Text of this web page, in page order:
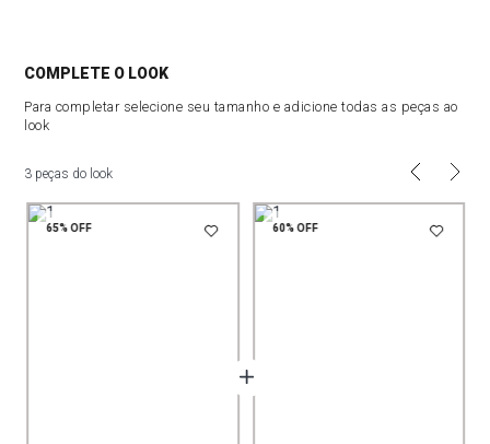
COMPLETE O LOOK
Para completar selecione seu tamanho e adicione todas as peças ao
look
3 peças do look
65%OFF 60%OFF